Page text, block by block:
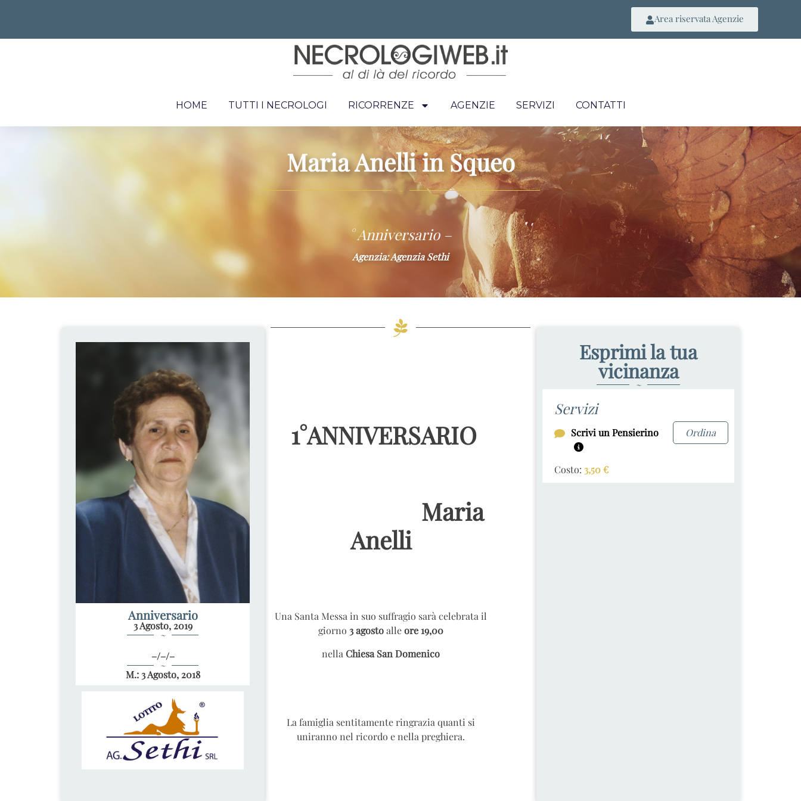
Area riservata Agenzie
HOME TUTTI I NECROLOGI RICORRENZE AGENZIE SERVIZI CONTATTI
Maria Anelli in Squeo
~
° Anniversario –
Agenzia: Agenzia Sethi
Anniversario
3 Agosto, 2019
~
–/–/–
~
M.: 3 Agosto, 2018
1°ANNIVERSARIO
Maria
Anelli
Una Santa Messa in suo suffragio sarà celebrata il
giorno3 agostoalleore 19,00
nella Chiesa San Domenico
La famiglia sentitamente ringrazia quanti si
uniranno nel ricordo e nella preghiera.
Esprimi la tua
vicinanza
~
Servizi
Scrivi un Pensierino Ordina
Costo: 3,50€